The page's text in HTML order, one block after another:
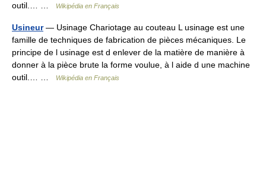
outil.… …
Wikipédia en Français
Usineur— Usinage Chariotage au couteau L usinage est une
famille de techniques de fabrication de pièces mécaniques. Le
principe de l usinage est d enlever de la matière de manière à
donner à la pièce brute la forme voulue, à l aide d une machine
outil.… …
Wikipédia en Français